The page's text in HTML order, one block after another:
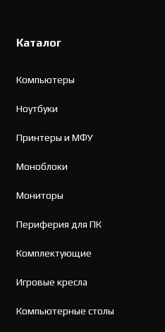
Каталог
Компьютеры
Ноутбуки
Принтеры и МФУ
Моноблоки
Мониторы
Периферия для ПК
Комплектующие
Игровые кресла
Компьютерные столы